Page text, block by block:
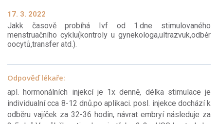
17. 3. 2022
Jakk časově probíhá Ivf od 1.dne stimulovaného
menstruačního cyklu(kontroly u gynekologa,ultrazvuk,odběr
oocytů,transfer atd.).
Odpověď lékaře:
apl. hormonálních injekcí je 1x denně, délka stimulace je
individualní cca 8-12 dnů.po aplikaci. posl. injekce dochází k
odběru vajíček za 32-36 hodin, návrat embryí následuje za